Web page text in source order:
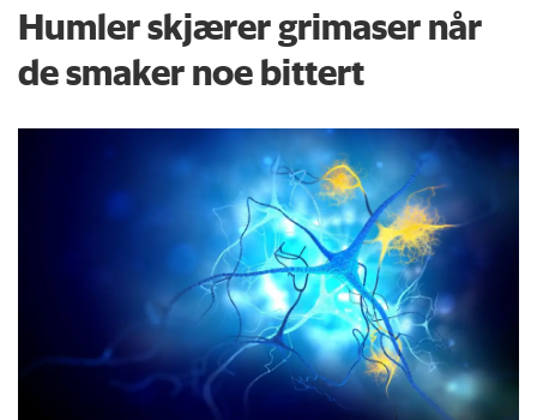
Humler skjærer grimaser når
de smaker noe bittert